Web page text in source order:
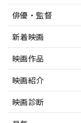
俳優・監督
新着映画
映画作品
映画紹介
映画診断